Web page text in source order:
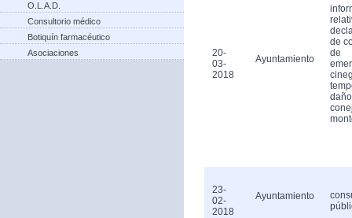
O.L.A.D.
Consultorio médico
Botiquín farmacéutico
Asociaciones
20-
03-
2018
Ayuntamiento
de
de
23-
02-
2018
Ayuntamiento